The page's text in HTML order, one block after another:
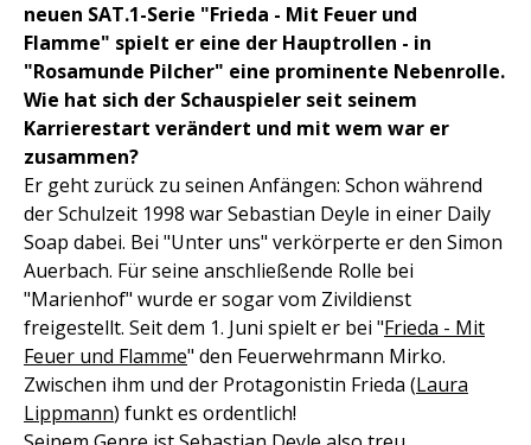
neuen SAT.1-Serie "Frieda - Mit Feuer und
Flamme" spielt er eine der Hauptrollen - in
"Rosamunde Pilcher" eine prominente Nebenrolle.
Wie hat sich der Schauspieler seit seinem
Karrierestart verändert und mit wem war er
zusammen?
Er geht zurück zu seinen Anfängen: Schon während
der Schulzeit 1998 war Sebastian Deyle in einer Daily
Soap dabei. Bei "Unter uns" verkörperte er den Simon
Auerbach. Für seine anschließende Rolle bei
"Marienhof" wurde er sogar vom Zivildienst
freigestellt. Seit dem 1. Juni spielt er bei "Frieda - Mit
Feuer und Flamme" den Feuerwehrmann Mirko.
Zwischen ihm und der Protagonistin Frieda (Laura
Lippmann) funkt es ordentlich!